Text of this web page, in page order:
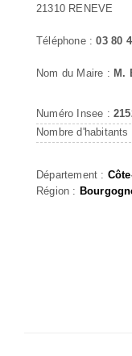
21310 RENEVE
Téléphone :03 80
Nom du Maire : M.
Numéro Insee :
Nombre
Département :
Région :